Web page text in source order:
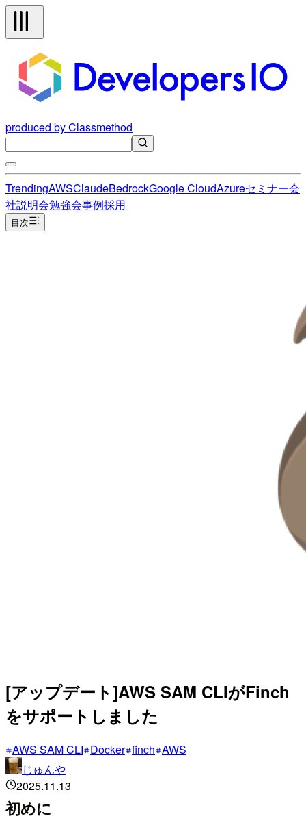
produced by Classmethod
TrendingAWSClaudeBedrockGoogle CloudAzureセミナー会
社説明会勉強会事例採用
目次
[アップデート]AWS SAM CLIがFinch
をサポートしました
AWS SAM CLI Docker finch AWS
じゅんや
2025.11.13
初めに